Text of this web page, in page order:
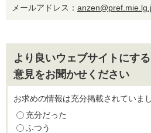
メールアドレス：
より良いウェブサイトにす
意見をお聞かせください
お求めの情報は充分掲載されていま
充分だった
ふつう